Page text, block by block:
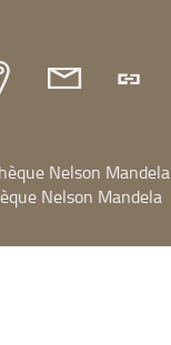
Nelson Mandela
Nelson Mandela